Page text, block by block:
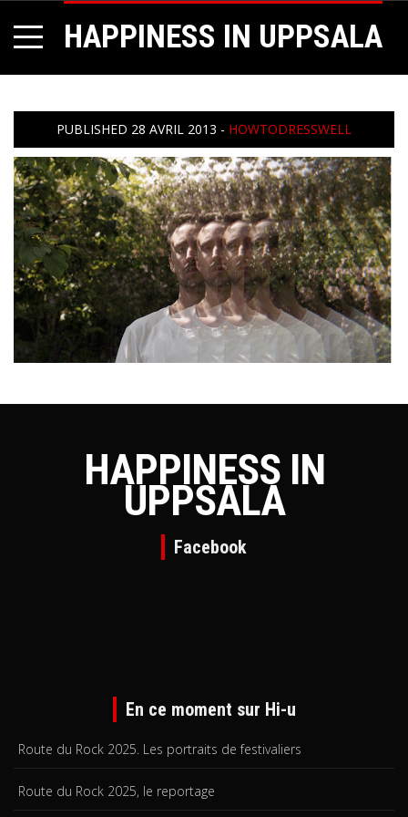
HAPPINESS IN UPPSALA
PUBLISHED 28 AVRIL 2013 - HOWTODRESSWELL
HAPPINESS IN
UPPSALA
Facebook
En ce moment sur Hi-u
Route du Rock 2025. Les portraits de festivaliers
Route du Rock 2025, le reportage